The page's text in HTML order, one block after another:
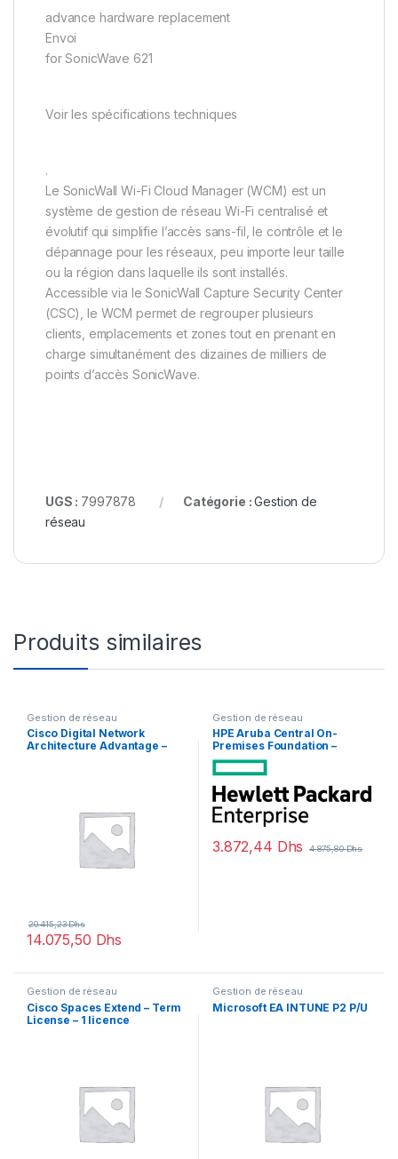
advance hardware replacement
Envoi
for SonicWave 621
Voir les spécifications techniques
.
Le SonicWall Wi-Fi Cloud Manager (WCM) est un
système de gestion de réseau Wi-Fi centralisé et
évolutif qui simplifie l’accès sans-fil, le contrôle et le
dépannage pour les réseaux, peu importe leur taille
ou la région dans laquelle ils sont installés.
Accessible via le SonicWall Capture Security Center
(CSC), le WCM permet de regrouper plusieurs
clients, emplacements et zones tout en prenant en
charge simultanément des dizaines de milliers de
points d’accès SonicWave.
UGS : 7997878 Catégorie :Gestion de
réseau
Produits similaires
Gestion de réseau
Cisco Digital Network
Architecture Advantage –
14.075,50 Dhs
20.415,23Dhs
Gestion de réseau
HPE Aruba Central On-
Premises Foundation –
licence d’abonnement (3
ans) – 1 borne d’accès
3.872,44 Dhs 4.875,80Dhs
Gestion de réseau
Cisco Spaces Extend – Term
License – 1 licence
Gestion de réseau
Microsoft EA INTUNE P2 P/U